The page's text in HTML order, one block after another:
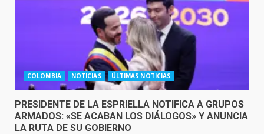
COLOMBIA NOTICIAS ÚLTIMAS NOTICIAS
PRESIDENTE DE LA ESPRIELLA NOTIFICA A GRUPOS
ARMADOS: «SE ACABAN LOS DIÁLOGOS» Y ANUNCIA
LA RUTA DE SU GOBIERNO